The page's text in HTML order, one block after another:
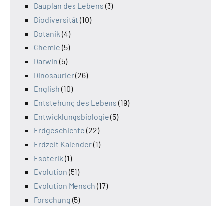
Bauplan des Lebens (3)
Biodiversität (10)
Botanik (4)
Chemie (5)
Darwin (5)
Dinosaurier(26)
English (10)
Entstehung des Lebens (19)
Entwicklungsbiologie (5)
Erdgeschichte (22)
Erdzeit Kalender(1)
Esoterik (1)
Evolution (51)
Evolution Mensch (17)
Forschung (5)